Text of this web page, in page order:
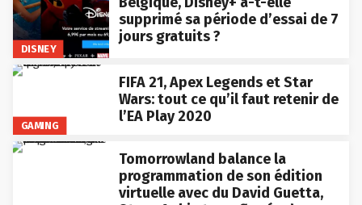
DISNEY
supprimé sa période d’essai de 7
jours gratuits ?
GAMING
FIFA 21, Apex Legends et Star
Wars: tout ce qu’il faut retenir de
l’EA Play 2020
Tomorrowland balance la
programmation de son édition
virtuelle avec du David Guetta,